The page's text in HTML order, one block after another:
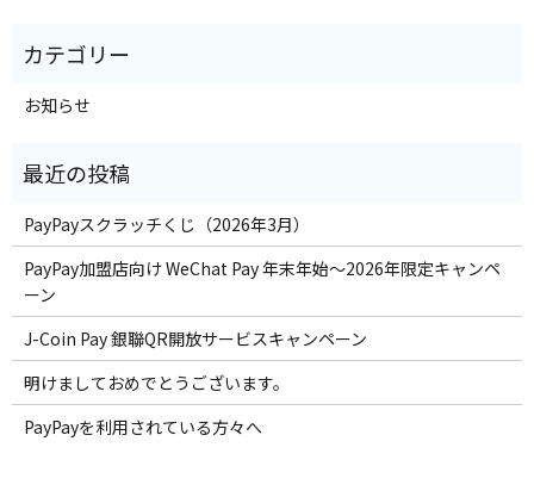
お知らせ
PayPayスクラッチくじ（2026年3月）
PayPay加盟店向け WeChat Pay 年末年始～2026年限定キャンペ
ーン
J-Coin Pay 銀聯QR開放サービスキャンペーン
明けましておめでとうございます。
PayPayを利用されている方々へ